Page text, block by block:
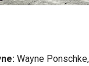
Wayne